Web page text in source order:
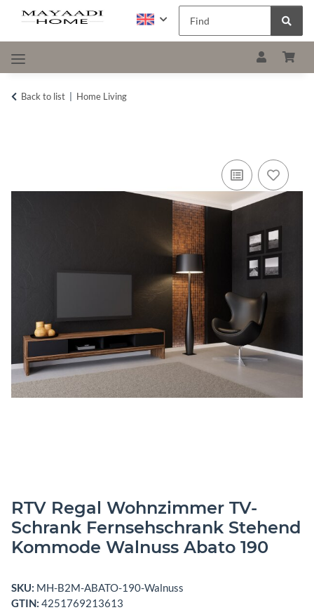
Back to list Home Living
RTV Regal Wohnzimmer TV-
Schrank Fernsehschrank Stehend
Kommode Walnuss Abato 190
SKU: MH-B2M-ABATO-190-Walnuss
GTIN: 4251769213613